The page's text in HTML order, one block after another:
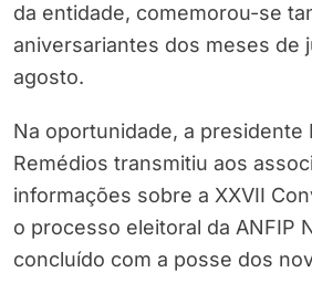
da entidade, comemorou-se
aniversariantes dos meses de
agosto.
Na oportunidade, a presidente
Remédios transmitiu aos
informações sobre a XXVII
o processo eleitoral da ANFIP
concluído com a posse dos